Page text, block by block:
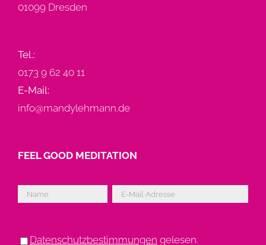
01099 Dresden
Tel.:
0173 9 62 40 11
E-Mail:
info@mandylehmann.de
FEEL GOOD MEDITATION
Datenschutzbestimmungen gelesen.